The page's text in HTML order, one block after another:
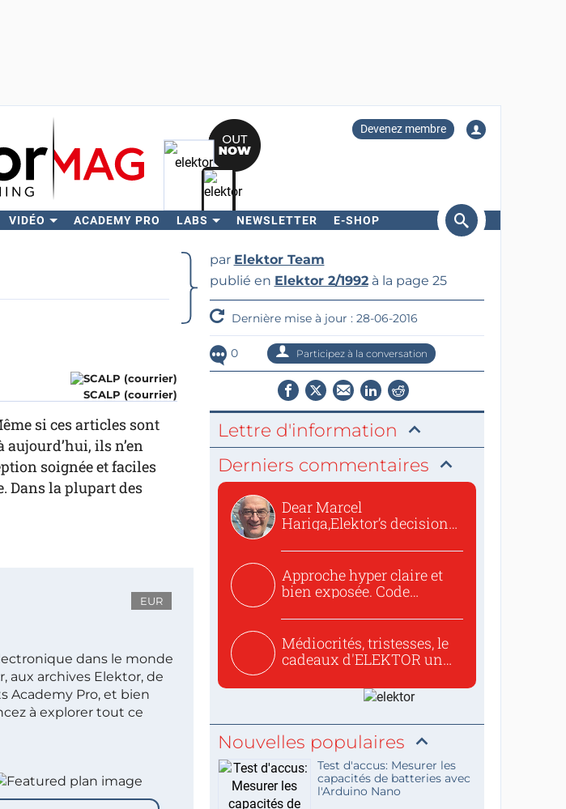
Devenez membre
VIDÉO ACADEMY PRO LABS NEWSLETTER E-SHOP
Rechercher
SCALP (courrier)
si ces articles sont
ils n’en
soignée et faciles
Dans la plupart des
EUR
dans le monde
aux archives Elektor, de
Academy Pro, et bien
à explorer tout ce
par Elektor Team
publié en Elektor 2/1992à la page 25
Dernière mise à jour : 28-06-2016
0 Participez à la conversation
Lettre d'information
Derniers commentaires
Dear Marcel
Hariga,Elektor’s decision
Approche hyper claire et
bien exposée. Code
Médiocrités, tristesses, le
cadeaux d'ELEKTOR un
Nouvelles populaires
Test d'accus: Mesurer les
capacités de batteries avec
l'Arduino Nano